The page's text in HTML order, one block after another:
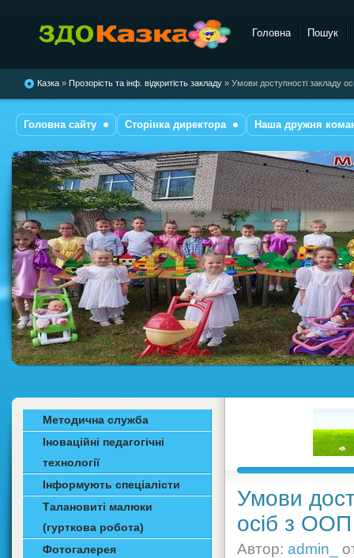
"Казка"
Головна Пошук
Казка » Прозорість та інф. відкритість закладу » Умови доступності закладу
Головна сайту Сторінка директора Наша дружня
Умови
осіб з ООП
Автор: admin_
Методична служба
Іноваційні педагогічні
технології
Інформують спеціалісти
Талановиті малюки
(гурткова робота)
Фотогалерея